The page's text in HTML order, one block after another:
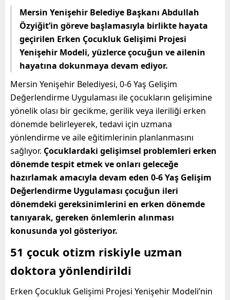
Mersin Yenişehir Belediye Başkanı Abdullah
Özyiğit’in göreve başlamasıyla birlikte hayata
geçirilen Erken Çocukluk Gelişimi Projesi
Yenişehir Modeli, yüzlerce çocuğun ve ailenin
hayatına dokunmaya devam ediyor.
Mersin Yenişehir Belediyesi, 0-6 Yaş Gelişim
Değerlendirme Uygulaması ile çocukların gelişimine
yönelik olası bir gecikme, gerilik veya ileriliği erken
dönemde belirleyerek, tedavi için uzmana
yönlendirme ve aile eğitimlerinin planlanmasını
sağlıyor. Çocuklardaki gelişimsel problemleri erken
dönemde tespit etmek ve onları geleceğe
hazırlamak amacıyla devam eden 0-6 Yaş Gelişim
Değerlendirme Uygulaması çocuğun ileri
dönemdeki gereksinimlerini en erken dönemde
tanıyarak, gereken önlemlerin alınması
konusunda yol gösteriyor.
51 çocuk otizm riskiyle uzman
doktora yönlendirildi
Erken Çocukluk Gelişimi Projesi Yenişehir Modeli’nin